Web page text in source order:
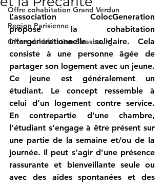
Offre cohabitation Grand Verdun
Region Parisienne
Offres cohabitation Strasbourg
L’association ColocGeneration
propose la cohabitation
intergénérationnelle solidaire. Cela
consiste à une personne âgée de
partager son logement avec un jeune.
Ce jeune est généralement un
étudiant. Le concept ressemble à
celui d’un logement contre service.
En contrepartie d’une chambre,
l’étudiant s’engage à être présent sur
une partie de la semaine et/ou de la
journée. Il peut s’agir d’une présence
rassurante et bienveillante seule ou
avec des aides spontanées et des